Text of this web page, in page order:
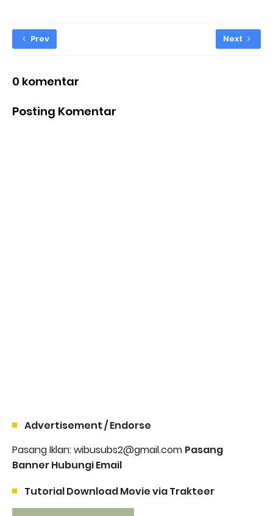
Prev Next
0 komentar
Posting Komentar
Advertisement / Endorse
Pasang Iklan: wibusubs2@gmail.com Pasang
Banner Hubungi Email
Tutorial Download Movie via Trakteer